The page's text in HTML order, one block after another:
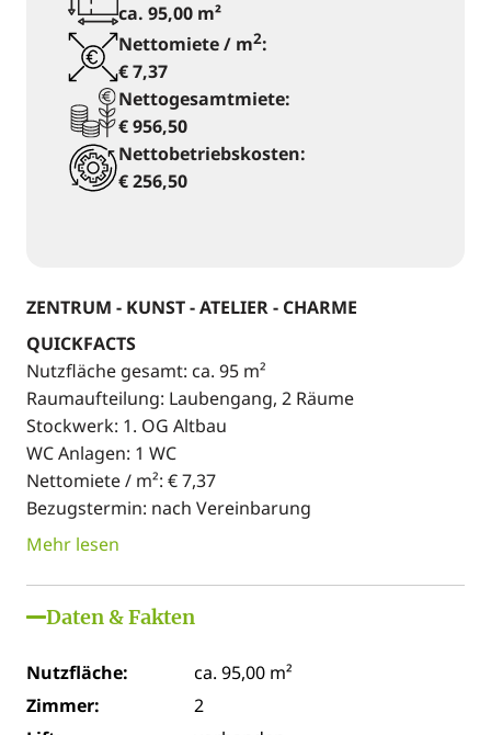
ca. 95,00 m²
Nettomiete / m2:
€ 7,37
Nettogesamtmiete:
€ 956,50
Nettobetriebskosten:
€ 256,50
ZENTRUM - KUNST - ATELIER - CHARME
QUICKFACTS
Nutzfläche gesamt: ca. 95 m²
Raumaufteilung: Laubengang, 2 Räume
Stockwerk: 1. OG Altbau
WC Anlagen: 1 WC
Nettomiete / m²: € 7,37
Bezugstermin: nach Vereinbarung
Mehr lesen
Daten & Fakten
Nutzfläche:
ca. 95,00 m²
Zimmer:
2